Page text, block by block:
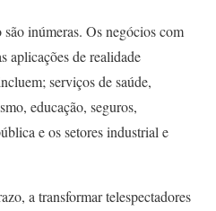
inúmeras. Os negócios com
aplicações de realidade
serviços de saúde,
educação, seguros,
e os setores industrial e
a transformar telespectadores